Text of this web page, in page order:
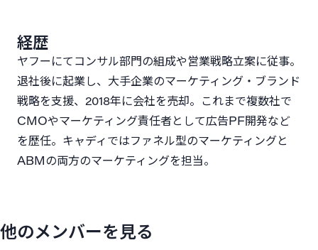
経歴
ヤフーにてコンサル部門の組成や営業戦略立案に従事。
退社後に起業し、大手企業のマーケティング・ブランド
戦略を支援、2018年に会社を売却。これまで複数社で
CMOやマーケティング責任者として広告PF開発など
を歴任。キャディではファネル型のマーケティングと
ABMの両方のマーケティングを担当。
他のメンバーを見る